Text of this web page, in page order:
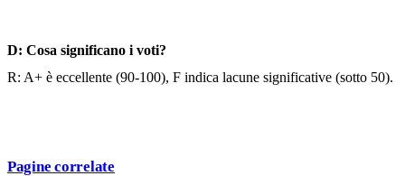
D: Cosa significano i voti?
R: A+ è eccellente (90-100), F indica lacune significative (sotto 50).
Pagine correlate